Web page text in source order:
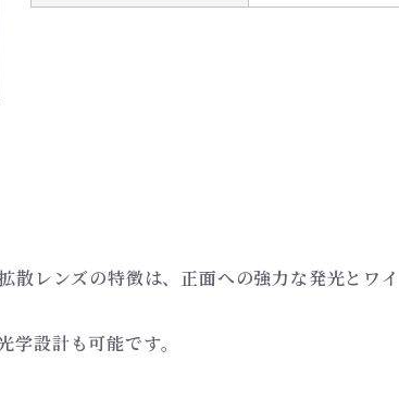
散レンズの特徴は、正面への強力な発光とワ
設計も可能です。